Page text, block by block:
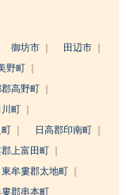
御坊市
田辺市
野町
高野町
町
町
日高郡印南町
上富田町
東牟婁郡太地町
郡串本町